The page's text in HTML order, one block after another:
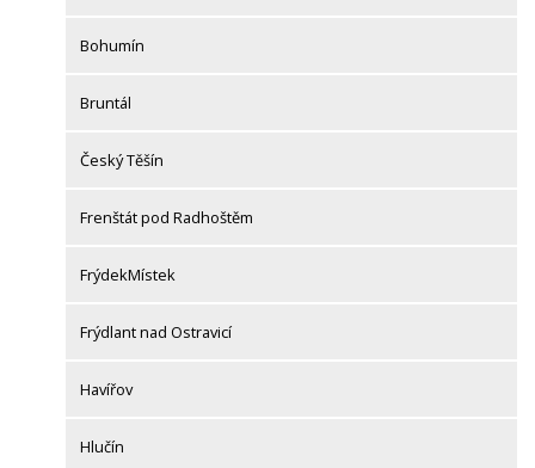
Bohumín
Bruntál
Český Těšín
Frenštát pod Radhoštěm
FrýdekMístek
Frýdlant nad Ostravicí
Havířov
Hlučín